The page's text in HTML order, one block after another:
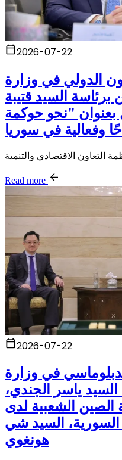
2026-07-22
الدولي في وزارة
برئاسة السيد قتيبة
"نحو حوكمة
Read more
2026-07-22
في وزارة
السيد ياسر الجندي،
الشعبية لدى
السورية، السيد شي
هونغوي